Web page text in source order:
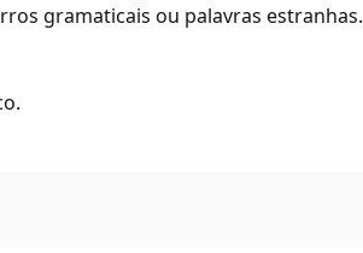
gramaticais ou palavras estranhas.